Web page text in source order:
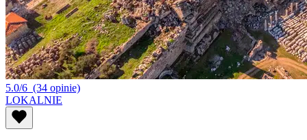
5.0/6 (34 opinie)
LOKALNIE